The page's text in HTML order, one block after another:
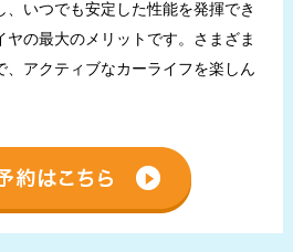
、いつでも安定した性能を発揮でき
ヤの最大のメリットです。さまざま
、アクティブなカーライフを楽しん